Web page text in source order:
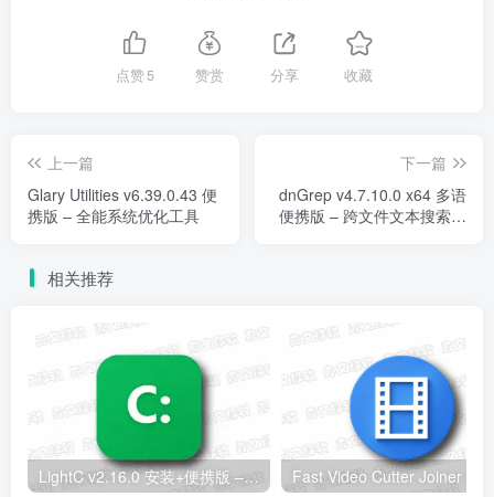
点赞5 赞赏 分享 收藏
上一篇
Glary Utilities v6.39.0.43 便
携版 – 全能系统优化工具
下一篇
dnGrep v4.7.10.0 x64 多语
便携版 – 跨文件文本搜索与
相关推荐
LightC v2.16.0 安装+便携版 – C盘清理工具